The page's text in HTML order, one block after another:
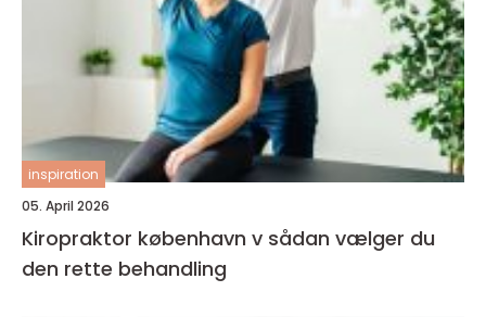
inspiration
05. April 2026
Kiropraktor københavn v sådan vælger du
den rette behandling